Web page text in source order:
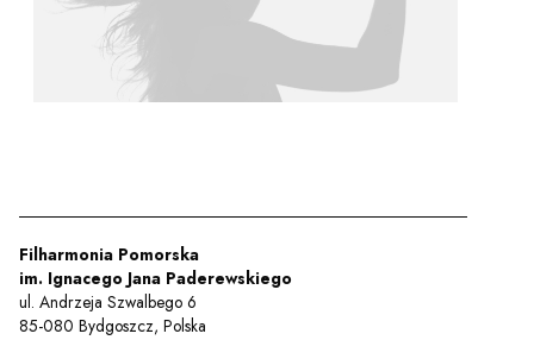
Filharmonia Pomorska
im. Ignacego Jana Paderewskiego
ul. Andrzeja Szwalbego 6
85-080 Bydgoszcz, Polska